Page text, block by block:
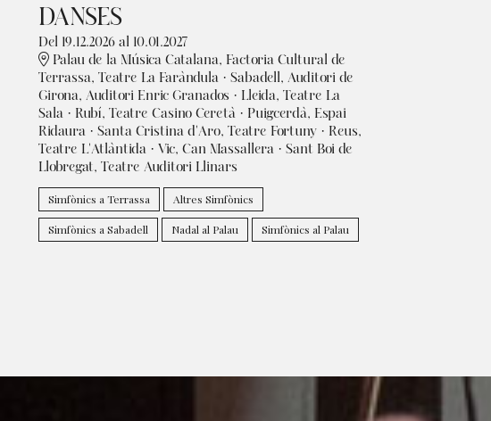
DANSES
Del 19.12.2026 al 10.01.2027
Palau de la Música Catalana, Factoria Cultural de
Terrassa, Teatre La Faràndula · Sabadell, Auditori de
Girona, Auditori Enric Granados · Lleida, Teatre La
Sala · Rubí, Teatre Casino Ceretà · Puigcerdà, Espai
Ridaura · Santa Cristina d'Aro, Teatre Fortuny · Reus,
Teatre L'Atlàntida · Vic, Can Massallera · Sant Boi de
Llobregat, Teatre Auditori Llinars
Simfònics a Terrassa Altres Simfònics
Simfònics a Sabadell Nadal al Palau Simfònics al Palau